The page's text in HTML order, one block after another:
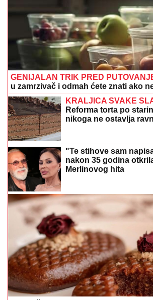
GENIJALAN TRIK PRED
u zamrzivač i odmah ćete znati ako
KRALJICA SVAKE
Reforma torta po
nikoga ne ostavlja
"Te stihove sam
nakon 35 godina
Merlinovog hita